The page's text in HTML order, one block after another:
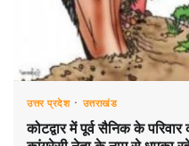
उत्तर प्रदेश उत्तराखंड
कोटद्वार में पूर्व सैनिक के